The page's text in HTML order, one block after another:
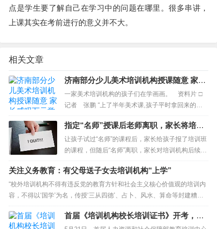
点是学生要了解自己在学习中的问题在哪里。很多串讲，
上课其实在考前进行的意义并不大。
相关文章
济南部分少儿美术培训机构授课随意 家长
感叹万元学费不值
一家美术培训机构的孩子们在学画画。 资料片 □
记者 张鹏 “上了半年美术课,孩子平时拿回来的作
品都画得挺好,但让他自己在家画,磨蹭半天也就画了
几个水果。&r...
指定“名师”授课后老师离职，家长将培训
机构告上法庭
让孩子试过“名师”的课程后，家长给孩子报了培训班
的课程，但随后“名师”离职，家长对培训机构后续安
排的老师不满意，能否提出退款呢？ 昨日，记...
关注义务教育：有父母送子女去培训机构“上学”
“校外培训机构不得有违反党的教育方针和社会主义核心价值观的培训内
容，不得以‘国学’为名，传授‘三从四德’、占卜、风水、算命等封建糟
粕，...
首届《培训机构校长培训证书》开考，涵
盖教研招生团队等内容